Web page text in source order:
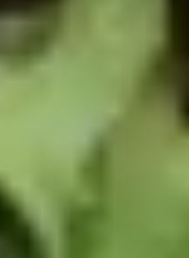
Hause aus kannst du in
Mit nur wenigen
direkt in
nicht nur höchste
bequemen und